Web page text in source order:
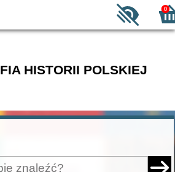
0
HISTORII POLSKIEJ